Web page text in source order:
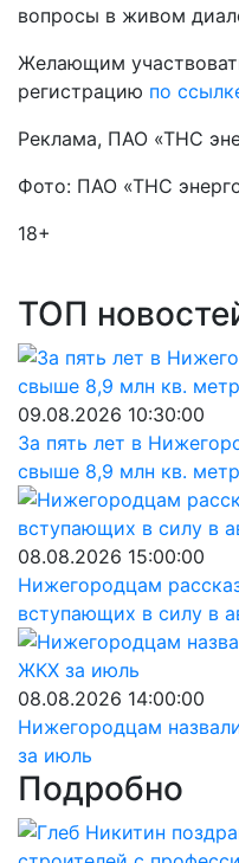
вопросы в живом
Желающим
регистрацию по
Реклама, ПАО «ТНС
Фото: ПАО «ТНС
18+
ТОП
09.08.2026 10:30:00
За пять лет в
свыше 8,9 млн кв.
08.08.2026 15:00:00
Нижегородцам
вступающих в силу в
08.08.2026 14:00:00
Нижегородцам
за июль
Подробно